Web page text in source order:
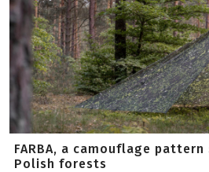
FARBA, a camouflage
Polish forests